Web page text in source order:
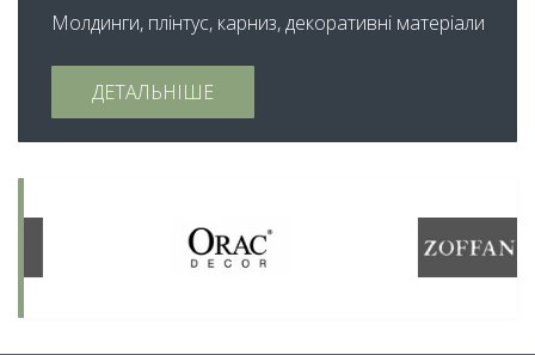
Молдинги, плінтус, карниз, декоративні матеріали
ДЕТАЛЬНІШЕ